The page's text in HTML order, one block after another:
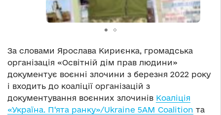
За словами Ярослава Кириєнка, громадська
організація «Освітній дім прав людини»
документує воєнні злочини з березня 2022 року
і входить до коаліції організацій з
документування воєнних злочинів Коаліція
«Україна. П‘ята ранку»/Ukraine 5AM Coalition та